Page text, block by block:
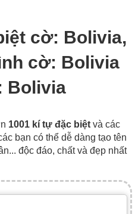
cờ: Bolivia,
cờ: Bolivia
Bolivia
1001 kí tự đặc biệt và các
bạn có thể dễ dàng tạo tên
độc đáo, chất và đẹp nhất